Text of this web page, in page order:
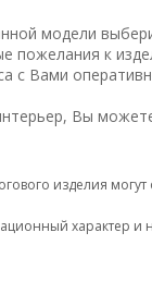
окраски в
из латуни или
наполнение – 4
всей России.
модели
пожелания к
с Вами
Вы
изделия
характер и